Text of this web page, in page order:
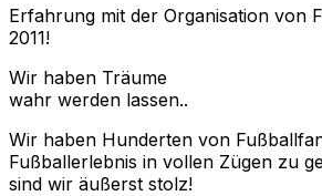
Erfahrung mit der Organisation von
2011!
Wir haben Träume
wahr werden lassen..
Wir haben Hunderten von
Fußballerlebnis in vollen Zügen zu
sind wir äußerst stolz!